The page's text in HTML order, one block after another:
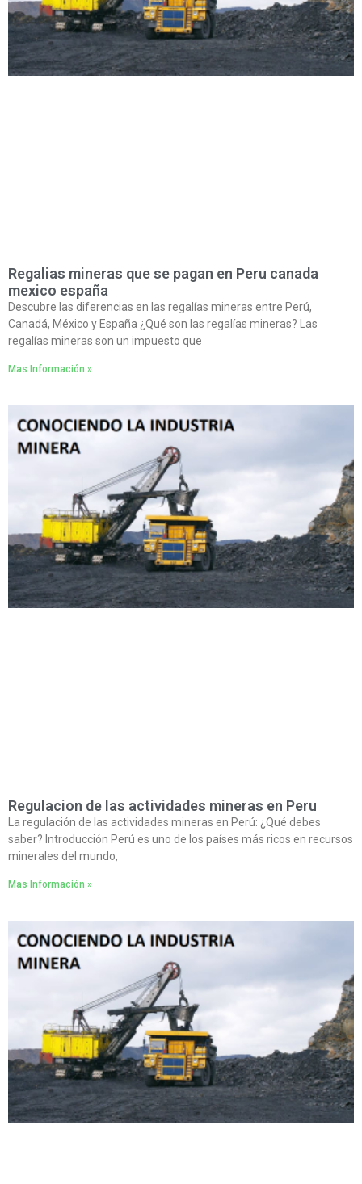
Regalias mineras que se pagan en Peru canada
mexico españa
Descubre las diferencias en las regalías mineras entre Perú,
Canadá, México y España ¿Qué son las regalías mineras? Las
regalías mineras son un impuesto que
Mas Información »
Regulacion de las actividades mineras en Peru
La regulación de las actividades mineras en Perú: ¿Qué debes
saber? Introducción Perú es uno de los países más ricos en recursos
minerales del mundo,
Mas Información »